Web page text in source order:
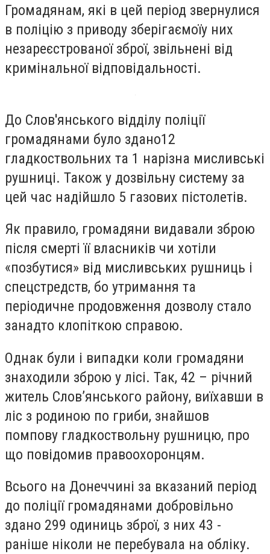
Громадянам, які в цей період звернулися
в поліцію з приводу зберігаємоїу них
незареєстрованої зброї, звільнені від
кримінальної відповідальності.
До Слов'янського відділу поліції
громадянами було здано12
гладкоствольних та 1 нарізна мисливські
рушниці. Також у дозвільну систему за
цей час надійшло 5 газових пістолетів.
Як правило, громадяни видавали зброю
після смерті її власників чи хотіли
«позбутися» від мисливських рушниць і
спецстредств, бо утримання та
періодичне продовження дозволу стало
занадто клопіткою справою.
Однак були і випадки коли громадяни
знаходили зброю у лісі. Так, 42 – річний
житель Слов’янського району, виїхавши в
ліс з родиною по гриби, знайшов
помпову гладкоствольну рушницю, про
що повідомив правоохоронцям.
Всього на Донеччині за вказаний період
до поліції громадянами добровільно
здано 299 одиниць зброї, з них 43 -
раніше ніколи не перебувала на обліку.